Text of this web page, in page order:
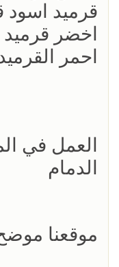
قرميد اسود
اخضر
احمر
العمل في
الدمام
موقعنا